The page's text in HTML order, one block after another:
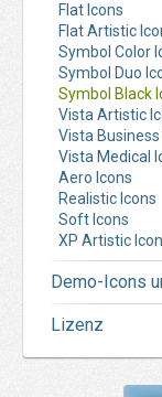
Flat Icons
Flat Artistic
Symbol Color
Symbol Duo
Symbol Black
Vista Artistic
Vista Business
Vista Medical
Aero Icons
Realistic Icons
Soft Icons
XP Artistic
Demo-Icons
Lizenz